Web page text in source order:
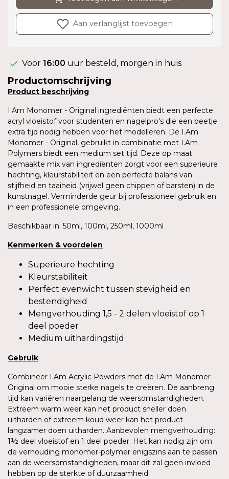
Aan verlanglijst toevoegen
Voor 16:00 uur besteld, morgen in huis
Productomschrijving
Product beschrijving
I.Am Monomer - Original ingrediënten biedt een perfecte
acryl vloeistof voor studenten en nagelpro's die een beetje
extra tijd nodig hebben voor het modelleren. De I.Am
Monomer - Original, gebruikt in combinatie met I.Am
Polymers biedt een medium set tijd. Deze op maat
gemaakte mix van ingrediënten zorgt voor een superieure
hechting, kleurstabiliteit en een perfecte balans van
stijfheid en taaiheid (vrijwel geen chippen of barsten) in de
kunstnagel. Verminderde geur bij professioneel gebruik en
in een professionele omgeving.
Beschikbaar in: 50ml, 100ml, 250ml, 1000ml
Kenmerken & voordelen
Superieure hechting
Kleurstabiliteit
Perfect evenwicht tussen stevigheid en
bestendigheid
Mengverhouding 1,5 - 2 delen vloeistof op 1
deel poeder
Medium uithardingstijd
Gebruik
Combineer I.Am Acrylic Powders met de I.Am Monomer –
Original om mooie sterke nagels te creëren. De aanbreng
tijd kan variëren naargelang de weersomstandigheden.
Extreem warm weer kan het product sneller doen
uitharden of extreem koud weer kan het product
langzamer doen uitharden. Aanbevolen mengverhouding:
1½ deel vloeistof en 1 deel poeder. Het kan nodig zijn om
de verhouding monomer-polymer enigszins aan te passen
aan de weersomstandigheden, maar dit zal geen invloed
hebben op de sterkte of duurzaamheid.